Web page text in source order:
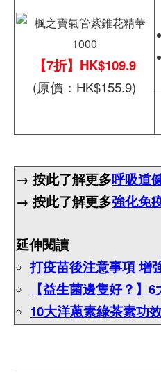
【7折】HK$109.9
(原價： HK$155.9)
→ 按此了解更多呼吸道
→ 按此了解更多強化免
延伸閱讀
打疫苗後注意事項 增
【益生菌邊隻好？】
10大洋蔥素綠茶素功